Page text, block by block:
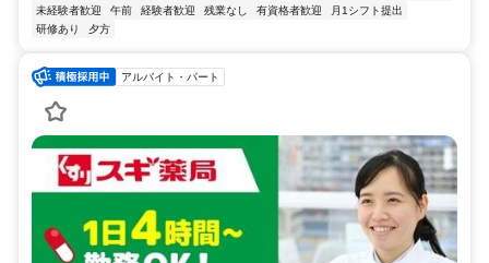
未経験者歓迎
午前 経験者歓迎 残業なし 有資格者歓迎
月1シフト提出
研修あり
夕方
アルバイト・パート